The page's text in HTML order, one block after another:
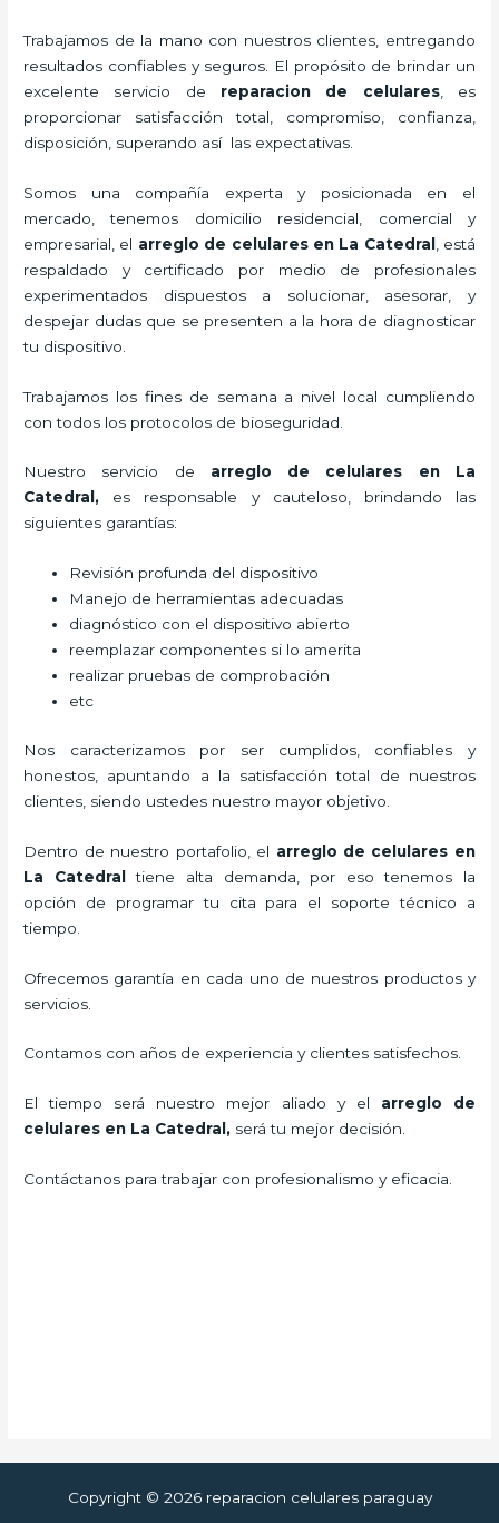
Trabajamos de la mano con nuestros clientes, entregando
resultados confiables y seguros. El propósito de brindar un
excelente servicio de reparacion de celulares, es
proporcionar satisfacción total, compromiso, confianza,
disposición, superando así las expectativas.
Somos una compañía experta y posicionada en el
mercado, tenemos domicilio residencial, comercial y
empresarial, el arreglo de celulares en La Catedral
, está
respaldado y certificado por medio de profesionales
experimentados dispuestos a solucionar, asesorar, y
despejar dudas que se presenten a la hora de diagnosticar
tu dispositivo.
Trabajamos los fines de semana a nivel local cumpliendo
con todos los protocolos de bioseguridad.
Nuestro servicio de arreglo de celulares en La
Catedral , es responsable y cauteloso, brindando las
siguientes garantías:
Revisión profunda del dispositivo
Manejo de herramientas adecuadas
diagnóstico con el dispositivo abierto
reemplazar componentes si lo amerita
realizar pruebas de comprobación
etc
Nos caracterizamos por ser cumplidos, confiables y
honestos, apuntando a la satisfacción total de nuestros
clientes, siendo ustedes nuestro mayor objetivo.
Dentro de nuestro portafolio, el arreglo de celulares en
La Catedral
tiene alta demanda, por eso tenemos la
opción de programar tu cita para el soporte técnico a
tiempo.
Ofrecemos garantía en cada uno de nuestros productos y
servicios.
Contamos con años de experiencia y clientes satisfechos.
El tiempo será nuestro mejor aliado y el arreglo de
celulares en La Catedral , será tu mejor decisión.
Contáctanos para trabajar con profesionalismo y eficacia.
Copyright © 2026 reparacion celulares paraguay